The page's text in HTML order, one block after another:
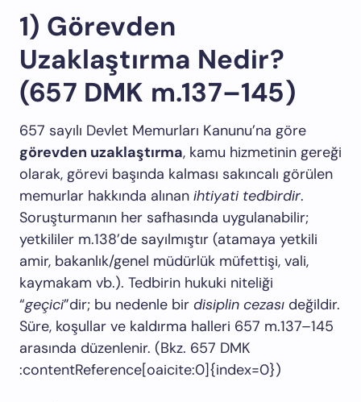
1) Görevden
Uzaklaştırma Nedir?
(657 DMK m.137–145)
657 sayılı Devlet Memurları Kanunu’na göre
görevden uzaklaştırma, kamu hizmetinin gereği
olarak, görevi başında kalması sakıncalı görülen
memurlar hakkında alınan ihtiyati tedbirdir.
Soruşturmanın her safhasında uygulanabilir;
yetkililer m.138’de sayılmıştır (atamaya yetkili
amir, bakanlık/genel müdürlük müfettişi, vali,
kaymakam vb.). Tedbirin hukuki niteliği
“geçici”dir; bu nedenle bir disiplin cezası değildir.
Süre, koşullar ve kaldırma halleri 657 m.137–145
arasında düzenlenir. (Bkz. 657 DMK
:contentReference[oaicite:0]{index=0})